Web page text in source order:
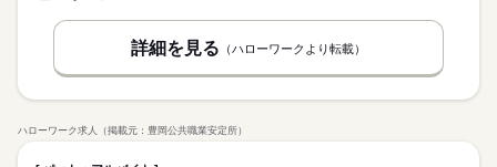
詳細を見る （ハローワークより転載）
ハローワーク求人（掲載元：豊岡公共職業安定所）